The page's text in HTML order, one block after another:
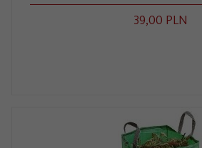
39,00 PLN